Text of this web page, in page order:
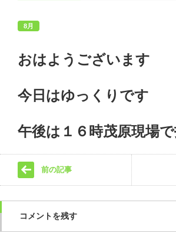
8月
おはようございます
今日はゆっくりです
午後は１６時茂原現場
前の記事
コメントを残す